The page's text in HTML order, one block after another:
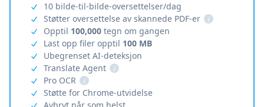
10 bilde-til-bilde-oversettelser/dag
Støtter oversettelse av skannede PDF-er
i
Opptil 100,000 tegn om gangen
Last opp filer opptil 100 MB
Ubegrenset AI-deteksjon
Translate Agent
i
Pro OCR
i
Støtte for Chrome-utvidelse